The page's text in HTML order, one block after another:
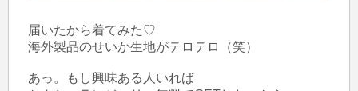
届いたから着てみた♡
海外製品のせいか生地がテロテロ（笑）
あっ。もし興味ある人いれば